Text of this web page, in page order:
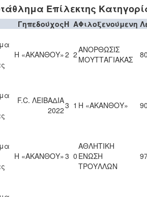
Επίλεκτης
ΓηπεδούχοςH AΦιλοξενούμενη
Η «ΑΚΑΝΘΟΥ»2 2ΑΝΟΡΘΩΣΙΣ
ΜΟΥΤΤΑΓΙΑΚΑΣ
F.C. ΛΕΙΒΑΔΙΑ
20223 1 Η «ΑΚΑΝΘΟΥ»
Η «ΑΚΑΝΘΟΥ»3 0
ΑΘΛΗΤΙΚΗ
ΕΝΩΣΗ
ΤΡΟΥΛΛΩΝ